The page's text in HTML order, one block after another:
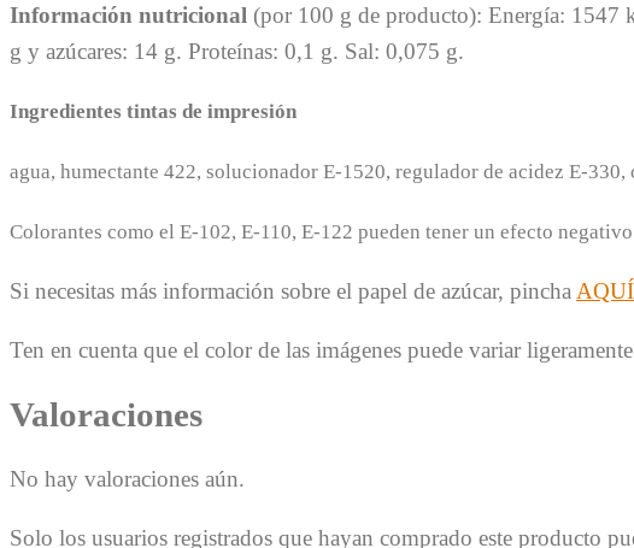
Información nutricional (por 100 g de producto): Energía: 1547
g y azúcares: 14 g. Proteínas: 0,1 g. Sal: 0,075 g.
Ingredientes tintas de impresión
agua, humectante 422, solucionador E-1520, regulador de acidez E-
Colorantes como el E-102, E-110, E-122 pueden tener un efecto
Si necesitas más información sobre el papel de azúcar, pincha AQUÍ
Ten en cuenta que el color de las imágenes puede variar
Valoraciones
No hay valoraciones aún.
Solo los usuarios registrados que hayan comprado este producto